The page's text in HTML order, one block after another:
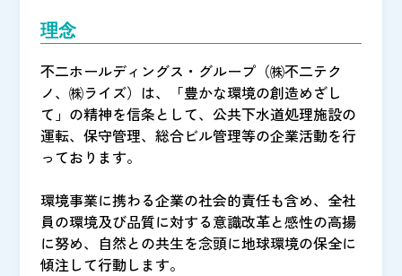
理念
不二ホールディングス・グループ（㈱不二テク
ノ、㈱ライズ）は、「豊かな環境の創造めざし
て」の精神を信条として、公共下水道処理施設の
運転、保守管理、総合ビル管理等の企業活動を行
っております。
環境事業に携わる企業の社会的責任も含め、全社
員の環境及び品質に対する意識改革と感性の高揚
に努め、自然との共生を念頭に地球環境の保全に
傾注して行動します。